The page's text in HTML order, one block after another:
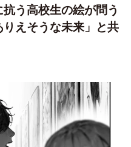
う高校生の絵が問う
えそうな未来」と共